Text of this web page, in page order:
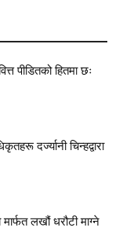
पीडितको हितमा छः
दर्ज्यानी चिन्हद्वारा
लखौं धरौटी माग्ने